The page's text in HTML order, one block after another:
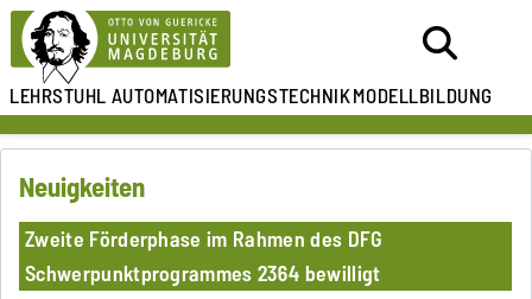
LEHRSTUHLAUTOMATISIERUNGSTECHNIKMODELLBILDUNG
Neuigkeiten
Zweite Förderphase im Rahmen des DFG
Schwerpunktprogrammes 2364 bewilligt